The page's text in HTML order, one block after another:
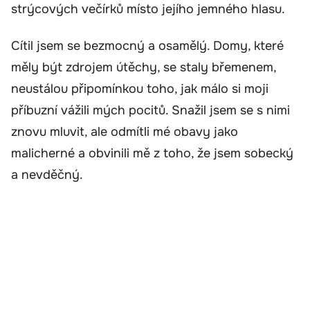
strýcových večírků místo jejího jemného hlasu.
Cítil jsem se bezmocný a osamělý. Domy, které
měly být zdrojem útěchy, se staly břemenem,
neustálou připomínkou toho, jak málo si moji
příbuzní vážili mých pocitů. Snažil jsem se s nimi
znovu mluvit, ale odmítli mé obavy jako
malicherné a obvinili mě z toho, že jsem sobecký
a nevděčný.